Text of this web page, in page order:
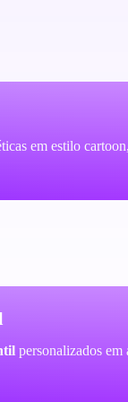
em estilo
personalizados